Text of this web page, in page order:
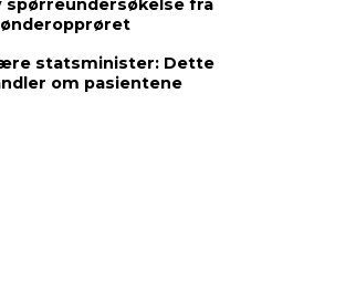
spørreundersøkelse fra
statsminister: Dette
om pasientene